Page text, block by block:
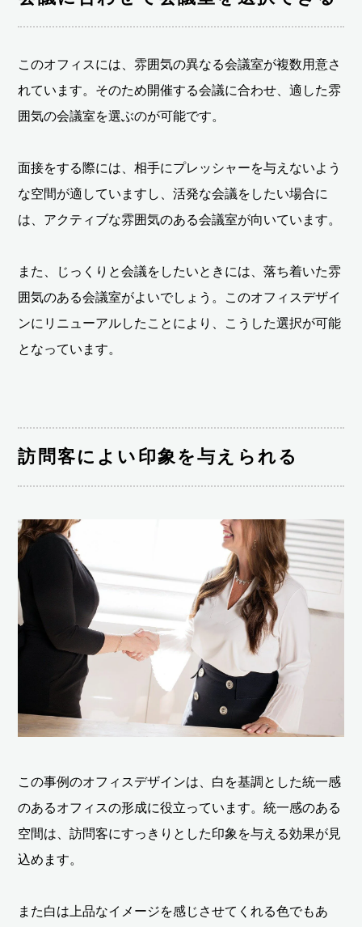
このオフィスには、雰囲気の異なる会議室が複数用意さ
れています。そのため開催する会議に合わせ、適した雰
囲気の会議室を選ぶのが可能です。
面接をする際には、相手にプレッシャーを与えないよう
な空間が適していますし、活発な会議をしたい場合に
は、アクティブな雰囲気のある会議室が向いています。
また、じっくりと会議をしたいときには、落ち着いた雰
囲気のある会議室がよいでしょう。このオフィスデザイ
ンにリニューアルしたことにより、こうした選択が可能
となっています。
訪問客によい印象を与えられる
この事例のオフィスデザインは、白を基調とした統一感
のあるオフィスの形成に役立っています。統一感のある
空間は、訪問客にすっきりとした印象を与える効果が見
込めます。
また白は上品なイメージを感じさせてくれる色でもあ